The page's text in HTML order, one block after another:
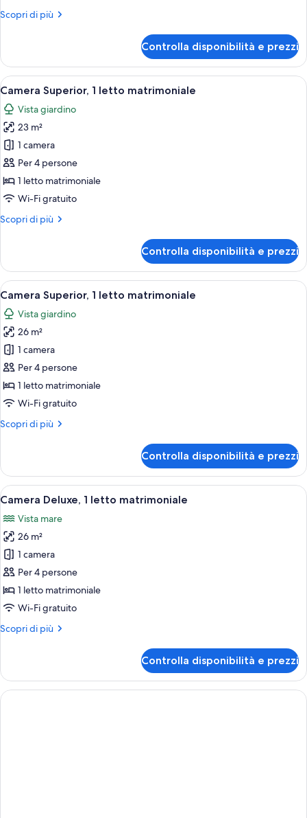
matrimoniale
Scopri di più
Altri
Standard,
letto
matrimoniale
Controlla disponibilità e prezzi
Apri
tutte
le
foto
per
Camera
Superior,
1
matrimoniale
Una camera d'albergo moderna
5
Camera Superior, 1 letto matrimoniale
Vista giardino
23 m²
1 camera
Per 4 persone
1 letto matrimoniale
Wi-Fi gratuito
Scopri di più
Altri
Superior,
letto
matrimoniale
Controlla disponibilità e prezzi
Apri
tutte
le
foto
per
Camera
Superior,
1
matrimoniale
Camera d'hotel con un letto
7
Camera Superior, 1 letto matrimoniale
Vista giardino
26 m²
1 camera
Per 4 persone
1 letto matrimoniale
Wi-Fi gratuito
Scopri di più
Altri
Superior,
letto
Controlla disponibilità e prezzi
Apri
tutte
le
foto
per
Camera
Deluxe,
1
matrimoniale
Camera d'albergo con un letto
9
Camera Deluxe, 1 letto matrimoniale
Vista mare
26 m²
1 camera
Per 4 persone
1 letto matrimoniale
Wi-Fi gratuito
Scopri di più
Altri
Deluxe,
letto
Controlla disponibilità e prezzi